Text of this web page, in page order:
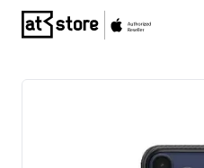
Posjetite početnu stranicu AT